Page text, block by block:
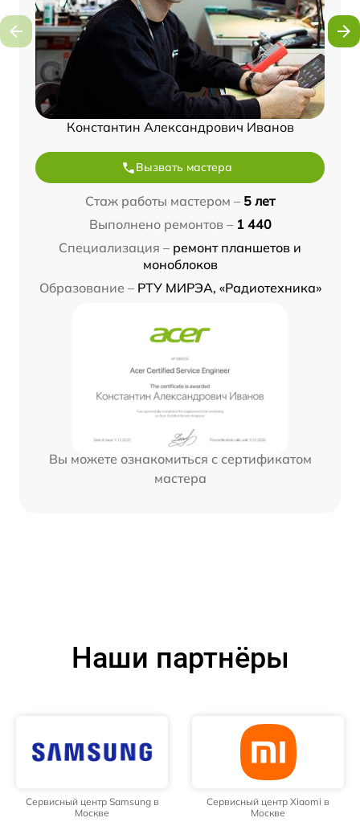
Константин Александрович Иванов
Вызвать мастера
Стаж работы мастером – 5 лет
Выполнено ремонтов – 1 440
Специализация – ремонт планшетов и
моноблоков
Образование – РТУ МИРЭА, «Радиотехника»
Вы можете ознакомиться с сертификатом
мастера
Наши партнёры
Сервисный центр Samsung в
Москве
Сервисный центр Xiaomi в
Москве